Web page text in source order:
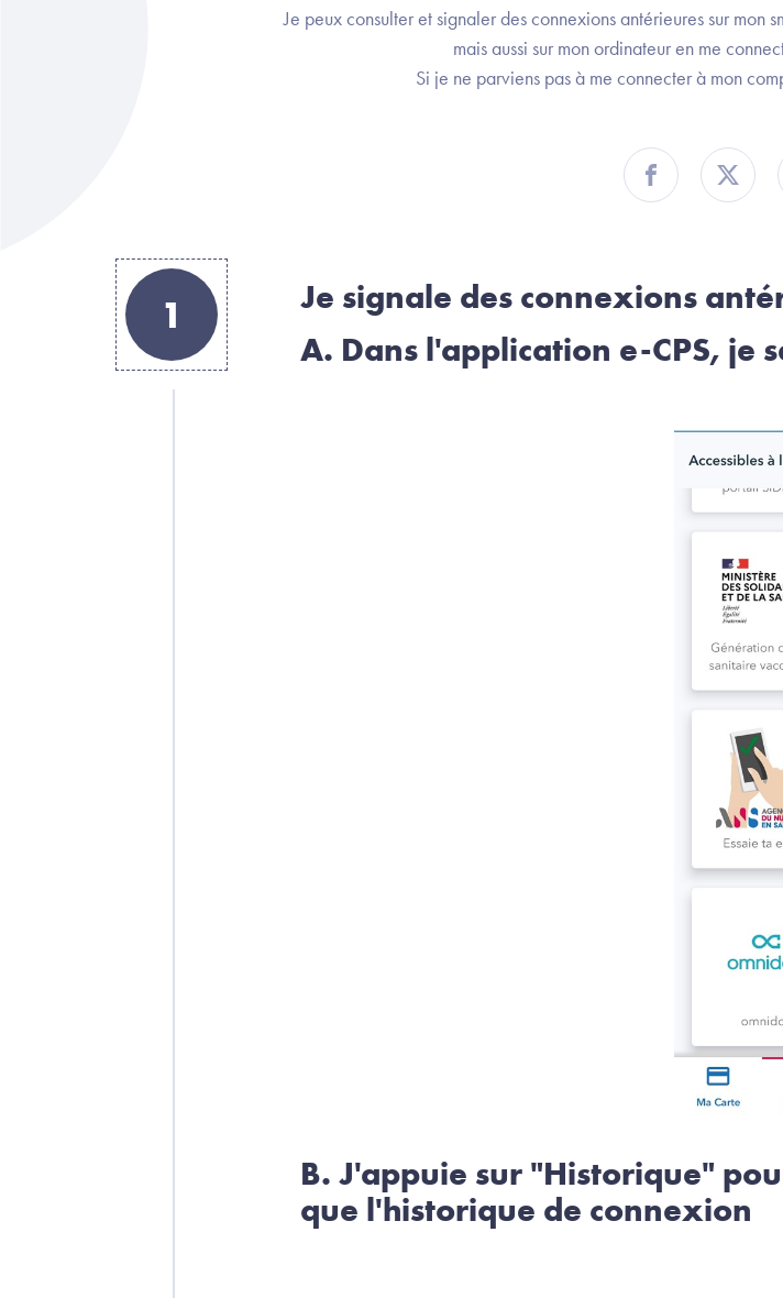
Je peux consulter et signaler des connexions antérieures sur
mais aussi sur mon ordinateur en me
Si je ne parviens pas à me connecter à mon
Partager sur
1
Je signale des connexions
A. Dans l'application e-CPS, je
B. J'appuie sur "Historique"
que l'historique de connexion